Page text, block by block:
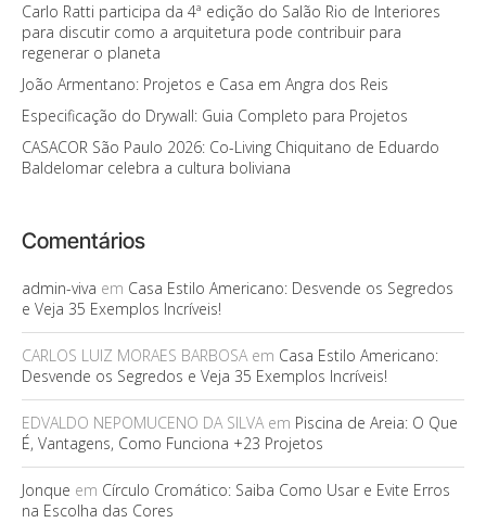
Carlo Ratti participa da 4ª edição do Salão Rio de Interiores
para discutir como a arquitetura pode contribuir para
regenerar o planeta
João Armentano: Projetos e Casa em Angra dos Reis
Especificação do Drywall: Guia Completo para Projetos
CASACOR São Paulo 2026: Co-Living Chiquitano de Eduardo
Baldelomar celebra a cultura boliviana
Comentários
admin-viva em Casa Estilo Americano: Desvende os Segredos
e Veja 35 Exemplos Incríveis!
CARLOS LUIZ MORAES BARBOSAem Casa Estilo Americano:
Desvende os Segredos e Veja 35 Exemplos Incríveis!
EDVALDO NEPOMUCENO DA SILVAem Piscina de Areia: O Que
É, Vantagens, Como Funciona +23 Projetos
Jonque em Círculo Cromático: Saiba Como Usar e Evite Erros
na Escolha das Cores